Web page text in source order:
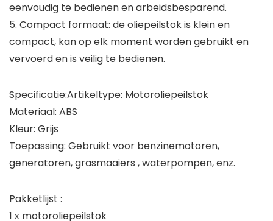
eenvoudig te bedienen en arbeidsbesparend.
5. Compact formaat: de oliepeilstok is klein en
compact, kan op elk moment worden gebruikt en
vervoerd en is veilig te bedienen.
Specificatie:Artikeltype: Motoroliepeilstok
Materiaal: ABS
Kleur: Grijs
Toepassing: Gebruikt voor benzinemotoren,
generatoren, grasmaaiers , waterpompen, enz.
Pakketlijst :
1 x motoroliepeilstok